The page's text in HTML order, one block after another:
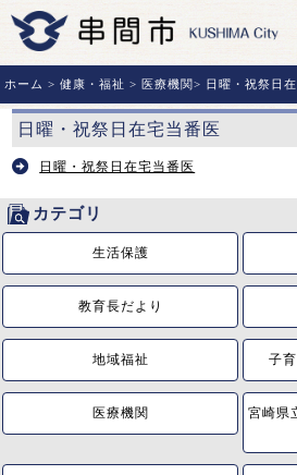
ホーム >健康・福祉 >医療機関> 日曜・祝祭日
日曜・祝祭日在宅当番医
日曜・祝祭日在宅当番医
カテゴリ
生活保護
教育長だより
地域福祉 子
医療機関
宮崎県